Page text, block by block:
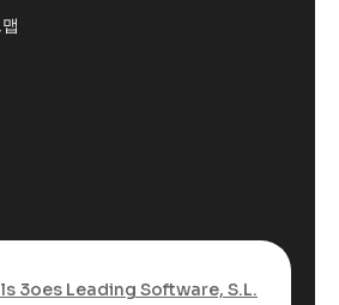
3oes Leading Software, S.L.